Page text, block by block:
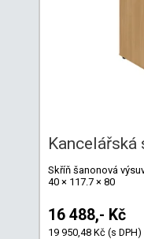
Kancelářská
Skříň šanonová
40 × 117.7 × 80
16 488,- Kč
19 950,48 Kč (s DPH)